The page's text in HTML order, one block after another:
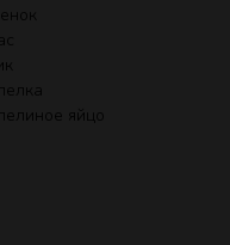
яйцо